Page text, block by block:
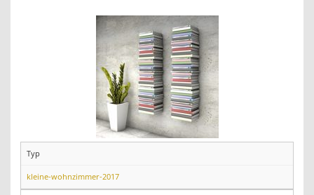
Typ
kleine-wohnzimmer-2017